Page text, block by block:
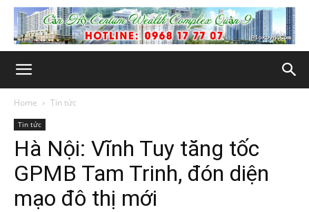
Home Tin tức
Tin tức
Hà Nội: Vĩnh Tuy tăng tốc
GPMB Tam Trinh, đón diện
mạo đô thị mới